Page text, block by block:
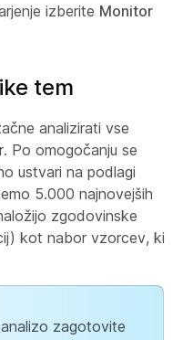
izberite Monitor
tem
analizirati vse
Po omogočanju se
ustvari na podlagi
5.000 najnovejših
zgodovinske
kot nabor vzorcev, ki
zagotovite